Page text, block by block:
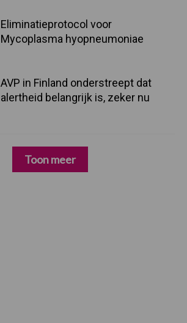
Eliminatieprotocol voor
Mycoplasma hyopneumoniae
AVP in Finland onderstreept dat
alertheid belangrijk is, zeker nu
Toon meer